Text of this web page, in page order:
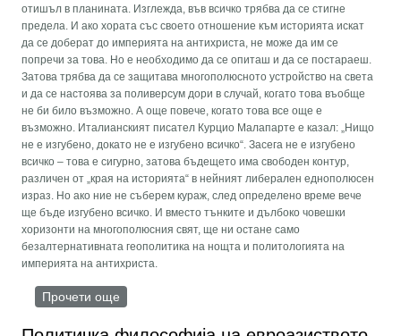
отишъл в планината. Изглежда, във всичко трябва да се стигне
предела. И ако хората със своето отношение към историята искат
да се доберат до империята на антихриста, не може да им сe
попречи за това. Но e необходимо да се опиташ и да се постараеш.
Затова трябва да се защитава многополюсното устройство на света
и да се настоява за поливерсум дори в случай, когато това въобще
не би било възможно. А още повече, когато това все още е
възможно. Италианският писател Курцио Малапарте е казал: „Нищо
не е изгубено, докато не е изгубено всичко“. Засега не е изгубено
всичко – това е сигурно, затова бъдещето има свободен контур,
различен от „края на историята“ в нейният либерален еднополюсен
израз. Но ако ние не съберем кураж, след определено време вече
ще бъде изгубено всичко. И вместо тънките и дълбоко човешки
хоризонти на многополюсния свят, ще ни остане само
безалтернативната геополитика на нощта и политологията на
империята на антихриста.
Прочети още